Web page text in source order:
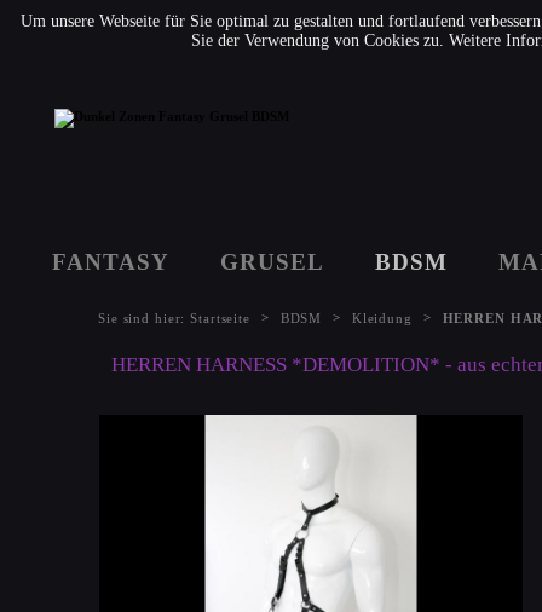
Um unsere Webseite für Sie optimal zu gestalten und fortlaufend
Sie der Verwendung von Cookies zu. Weitere
FANTASY GRUSEL BDSM
Sie sind hier:Startseite > BDSM > Kleidung > HERREN
HERREN HARNESS *DEMOLITION* - aus